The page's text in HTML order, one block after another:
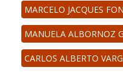
MARCELO JACQUES
MANUELA ALBORNOZ
CARLOS ALBERTO